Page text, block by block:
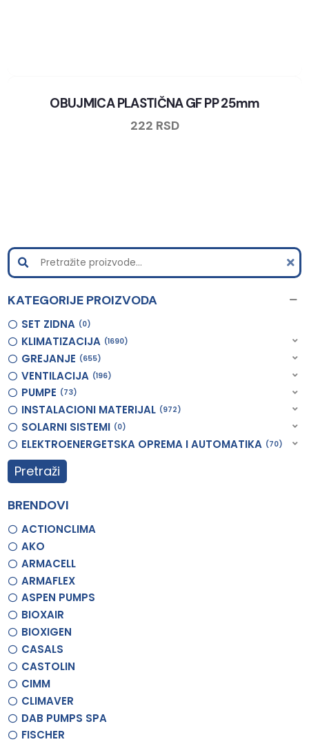
OBUJMICA PLASTIČNA GF PP 25mm
222 RSD
KATEGORIJE PROIZVODA
SET ZIDNA 0
KLIMATIZACIJA 1690
GREJANJE 655
VENTILACIJA 196
PUMPE 73
INSTALACIONI MATERIJAL 972
SOLARNI SISTEMI 0
ELEKTROENERGETSKA OPREMA I AUTOMATIKA 70
Pretraži
BRENDOVI
ACTIONCLIMA
AKO
ARMACELL
ARMAFLEX
ASPEN PUMPS
BIOXAIR
BIOXIGEN
CASALS
CASTOLIN
CIMM
CLIMAVER
DAB PUMPS SPA
FISCHER